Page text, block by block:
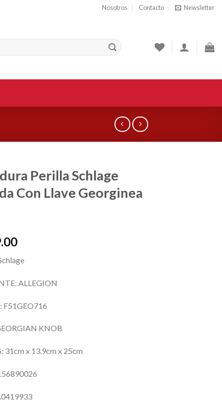
Nosotros Contacto Newsletter
Perilla Schlage
Con Llave Georginea
ALLEGION
F51GEO716
KNOB
31cm x 13.9cm x 25cm